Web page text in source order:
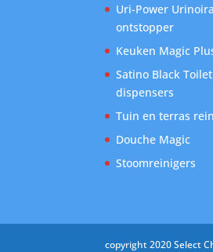
Uri-Power
ontstopper
Keuken Magic
Satino Black
dispensers
Tuin en terras
Douche Magic
Stoomreinigers
copyright 2020 Select